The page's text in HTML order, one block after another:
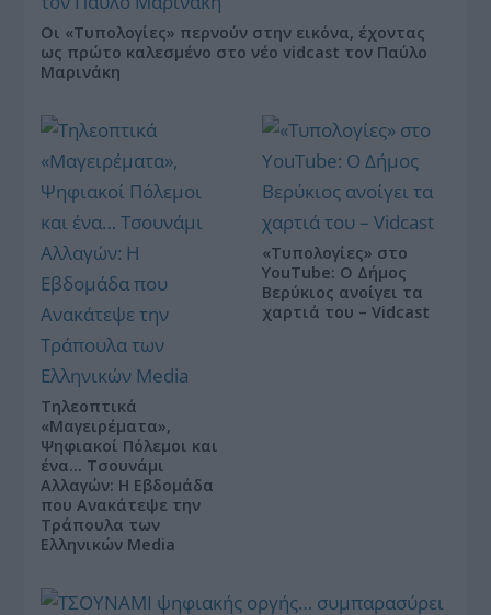
Οι «Τυπολογίες» περνούν στην εικόνα, έχοντας
ως πρώτο καλεσμένο στο νέο vidcast τον Παύλο
Μαρινάκη
Τηλεοπτικά
«Μαγειρέματα»,
Ψηφιακοί Πόλεμοι και
ένα… Τσουνάμι
Αλλαγών: Η Εβδομάδα
που Ανακάτεψε την
Τράπουλα των
Ελληνικών Media
«Τυπολογίες» στο
YouTube: Ο Δήμος
Βερύκιος ανοίγει τα
χαρτιά του – Vidcast